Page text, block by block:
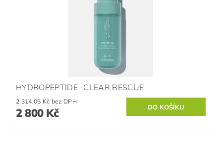
HYDROPEPTIDE -CLEAR RESCUE
2 314,05 Kč bez DPH
2 800 Kč